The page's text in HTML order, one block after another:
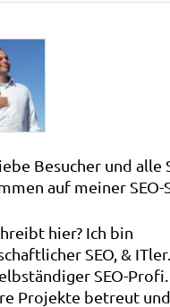
Besucher und alle
auf meiner SEO-
hier? Ich bin
SEO, &
SEO-
Projekte betreut